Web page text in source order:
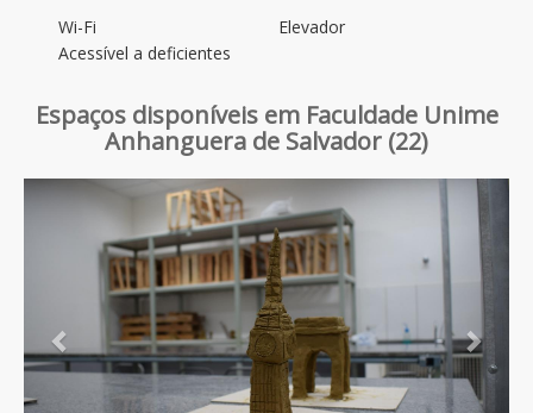
Wi-Fi
Elevador
Acessível a deficientes
Espaços disponíveis em Faculdade Unime
Anhanguera de Salvador (22)
Previous
Next